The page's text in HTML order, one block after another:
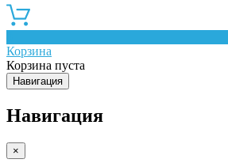
Корзина
Корзина пуста
Навигация
Навигация
×